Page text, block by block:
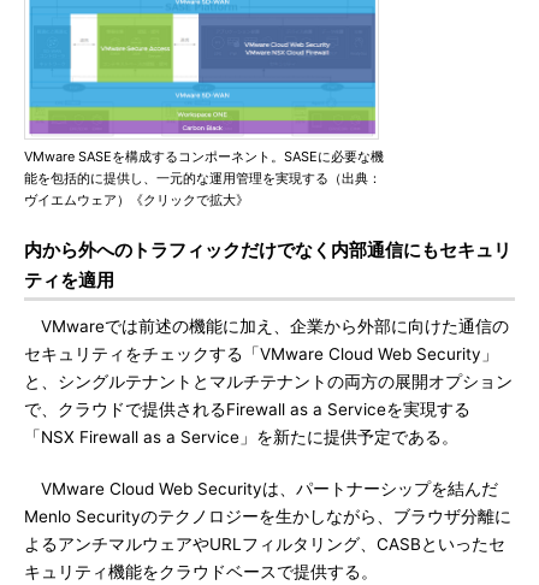
VMware SASEを構成するコンポーネント。SASEに必要な機
能を包括的に提供し、一元的な運用管理を実現する（出典：
ヴイエムウェア）《クリックで拡大》
内から外へのトラフィックだけでなく内部通信にもセキュリ
ティを適用
VMwareでは前述の機能に加え、企業から外部に向けた通信の
セキュリティをチェックする「VMware Cloud Web Security」
と、シングルテナントとマルチテナントの両方の展開オプション
で、クラウドで提供されるFirewall as a Serviceを実現する
「NSX Firewall as a Service」を新たに提供予定である。
VMware Cloud Web Securityは、パートナーシップを結んだ
Menlo Securityのテクノロジーを生かしながら、ブラウザ分離に
よるアンチマルウェアやURLフィルタリング、CASBといったセ
キュリティ機能をクラウドベースで提供する。